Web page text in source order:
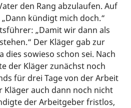
den Rang abzulaufen. Auf
kündigt mich doch.“
„Damit wir dann als
Der Kläger gab zur
dies sowieso schon sei. Nach
der Kläger zunächst noch
für drei Tage von der Arbeit
Kläger auch dann noch nicht
der Arbeitgeber fristlos,